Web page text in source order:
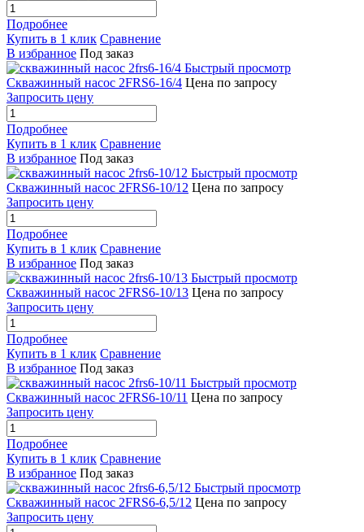
Подробнее
Купить в 1 клик Сравнение
В избранное Под заказ
Быстрый просмотр
Скважинный насос 2FRS6-16/4 Цена по запросу
Запросить цену
Подробнее
Купить в 1 клик Сравнение
В избранное Под заказ
Быстрый просмотр
Скважинный насос 2FRS6-10/12 Цена по запросу
Запросить цену
Подробнее
Купить в 1 клик Сравнение
В избранное Под заказ
Быстрый просмотр
Скважинный насос 2FRS6-10/13 Цена по запросу
Запросить цену
Подробнее
Купить в 1 клик Сравнение
В избранное Под заказ
Быстрый просмотр
Скважинный насос 2FRS6-10/11 Цена по запросу
Запросить цену
Подробнее
Купить в 1 клик Сравнение
В избранное Под заказ
Быстрый просмотр
Скважинный насос 2FRS6-6,5/12 Цена по запросу
Запросить цену